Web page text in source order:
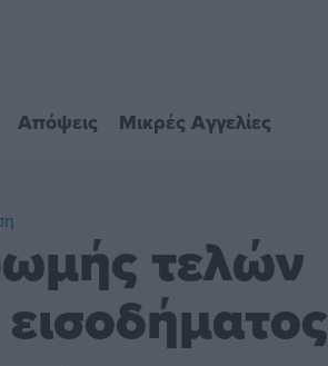
Απόψεις Μικρές Αγγελίες
τελών